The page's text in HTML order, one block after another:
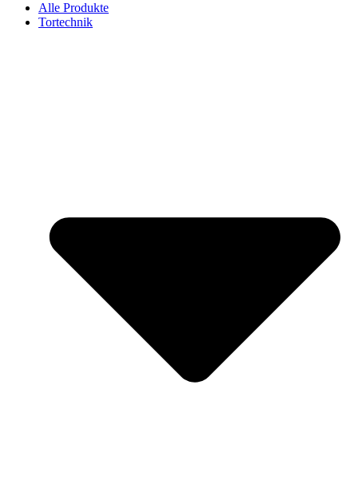
Alle Produkte
Tortechnik